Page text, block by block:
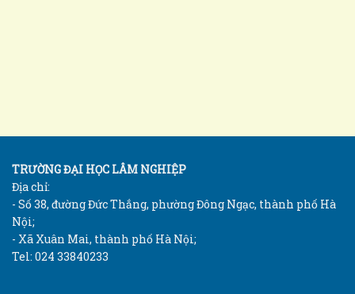
TRƯỜNG ĐẠI HỌC LÂM NGHIỆP
Địa chỉ:
- Số 38, đường Đức Thắng, phường Đông Ngạc, thành phố Hà
Nội;
- Xã Xuân Mai, thành phố Hà Nội;
Tel: 024 33840233